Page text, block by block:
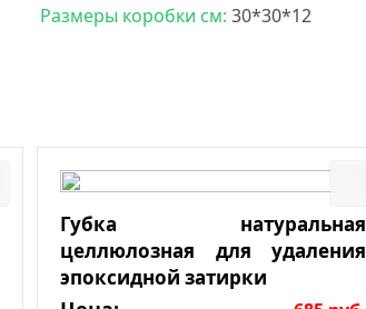
Размеры коробки см: 30*30*12
Губка натуральная
целлюлозная для удаления
эпоксидной затирки